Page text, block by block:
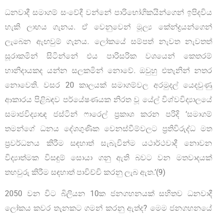
ධනවාදී සමාගම් සංවේදී වන්නේ පාරිභෝගිකයින්ගෙන් ඉපිදවිය
හැකි ලාභය ගැනය. ඒ වෙනුවෙන් මූල්‍ය කේන්ද්‍රයන්ගෙන්
ලැබෙන ඇඟවුම් ගැනය. ලෝකයේ සම්පත් නැවත නැවතත්
සූරාකමින් සිටින්නේ එය පාරිසරික වශයෙන් කෙතරම්
හානිදායකද යන්න සලකමින් නොවේ. ඔවුහු එතැනින් නතර
නොවෙති. වසර 20 කාලයක් සමාගම්වල අරමුදල් යෙදවුණු
ආකාරය පිළිබඳව පර්යේෂණයක නිරත වූ යේල් විශ්වවිද්‍යාලයේ
සමාජවිද්‍යාඥ ජස්ටින් ෆාරෙල් ප්‍රකාශ කරන පරිදි ‘සමාගම්
තමන්ගේ ධනය දේශගුණික වෙනස්වීම්වලට ප්‍රතිවිරුද්ධ මත
ප්‍රවර්ධනය කිරීම සඳහාත් සැබැවින්ම යථාර්ථවාදී නොවන
විද්‍යාත්මක විසඳුම් සොයා ගනු ඇති බවට වන මතවාදයක්
තහවුරු කිරීම සඳහාත් පාවිච්චි කරනු ලැබ ඇත.’(9)
2050 වන විට බිලියන 10ක ජනගහනයක් සහිතව ධනවාදී
ලෝකය කවර තැනකට ගමන් කරනු ඇත්ද? මෙම ජනගහනයේ